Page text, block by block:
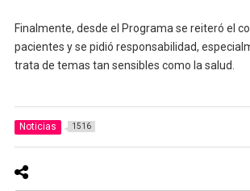
Finalmente, desde el Programa se reiteró el
pacientes y se pidió responsabilidad,
trata de temas tan sensibles como la salud.
Noticias 1516